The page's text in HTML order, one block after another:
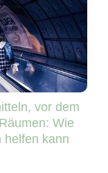
vor dem
Wie
helfen kann